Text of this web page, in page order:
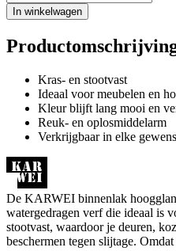
In winkelwagen
Kras- en stootvast
Ideaal voor meubelen en
Kleur blijft lang mooi en
Reuk- en oplosmiddelarm
Verkrijgbaar in elke
De KARWEI binnenlak
watergedragen verf die ideaal is
stootvast, waardoor je deuren,
beschermen tegen slijtage.